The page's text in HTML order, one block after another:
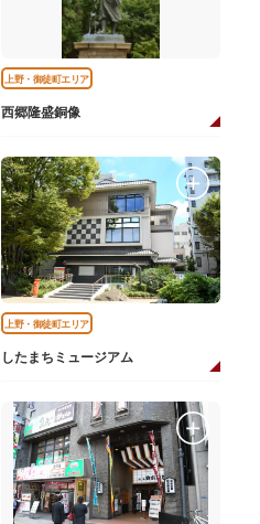
上野・御徒町エリア
西郷隆盛銅像
上野・御徒町エリア
したまちミュージアム